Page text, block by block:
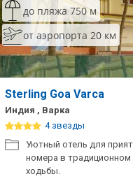
до пляжа 750 м
от аэропорта 20 км
Sterling Goa Varca
Индия , Варка
4 звезды
Уютный отель для
номера в традиционном
ходьбы.
Сетевые отели